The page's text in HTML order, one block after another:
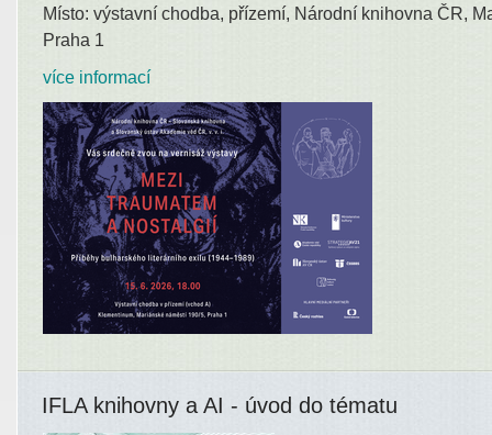
Místo: výstavní chodba, přízemí, Národní knihovna ČR,
Praha 1
více informací
IFLA knihovny a AI - úvod do tématu